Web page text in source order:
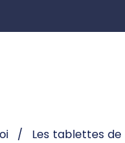
Les tablettes